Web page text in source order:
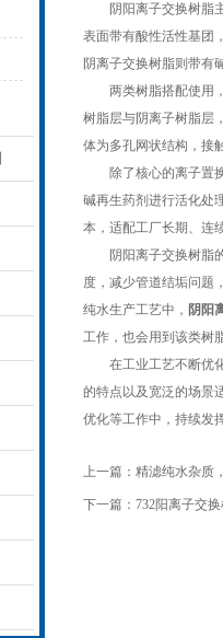
阴阳离子交换树脂主
表面带有酸性活性基团
阴离子交换树脂则带有
两类树脂搭配使用，
树脂层与阴离子树脂层
体为多孔网状结构，接
除了核心的离子置换
碱再生药剂进行活化处
本，适配工厂长期、连
阴阳离子交换树脂的
度，减少管道结垢问题
纯水生产工艺中， 阴阳
工作，也会用到该类树
在工业工艺不断优化
的特点以及宽泛的场景
优化等工作中，持续发
上一篇： 精滤纯水杂质
下一篇： 732阳离子交